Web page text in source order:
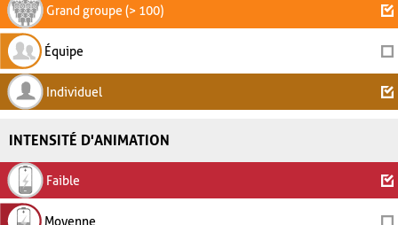
Grand groupe (> 100)
Équipe
Individuel
INTENSITÉ D'ANIMATION
Faible
Moyenne